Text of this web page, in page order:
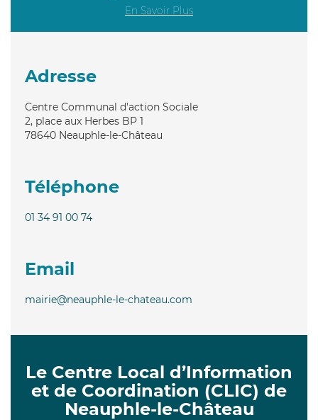
En Savoir Plus
Adresse
Centre Communal d'action Sociale
2, place aux Herbes BP 1
78640 Neauphle-le-Château
Téléphone
01 34 91 00 74
Email
mairie@neauphle-le-chateau.com
Le Centre Local d’Information
et de Coordination (CLIC) de
Neauphle-le-Château